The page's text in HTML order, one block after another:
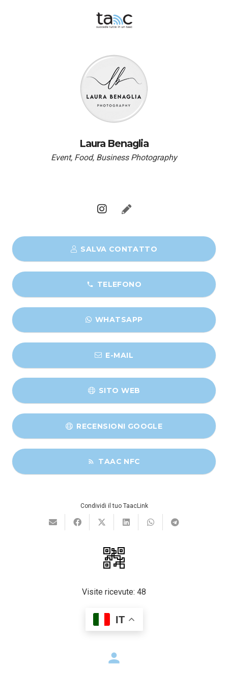
Laura Benaglia
Event, Food, Business Photography
SALVA CONTATTO
phone TELEFONO
WHATSAPP
E-MAIL
SITO WEB
RECENSIONI GOOGLE
rss_feed TAAC NFC
Condividi il tuo TaacLink
Visite ricevute: 48
IT
person